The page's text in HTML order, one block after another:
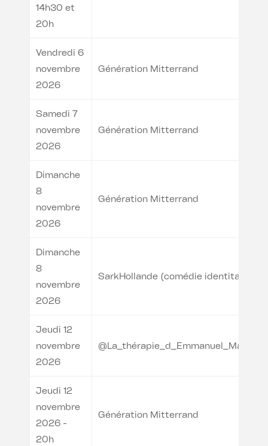
14h30 et
20h
Vendredi 6
novembre
2026
Génération Mitterrand
Samedi 7
novembre
2026
Génération Mitterrand
Dimanche
8
novembre
2026
Génération Mitterrand
Dimanche
8
novembre
2026
SarkHollande (comédie identitaire)
Jeudi 12
novembre
2026
@La_thérapie_d_Emmanuel_Macron
Jeudi 12
novembre
2026 -
20h
Génération Mitterrand